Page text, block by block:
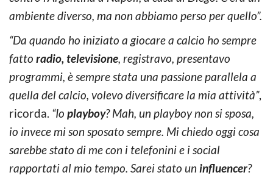
ambiente diverso, ma non abbiamo perso per quello”.
“Da quando ho iniziato a giocare a calcio ho sempre
fatto radio, televisione, registravo, presentavo
programmi, è sempre stata una passione parallela a
quella del calcio, volevo diversificare la mia attività”,
ricorda. “Io playboy? Mah, un playboy non si sposa,
io invece mi son sposato sempre. Mi chiedo oggi cosa
sarebbe stato di me con i telefonini e i social
rapportati al mio tempo. Sarei stato un influencer?